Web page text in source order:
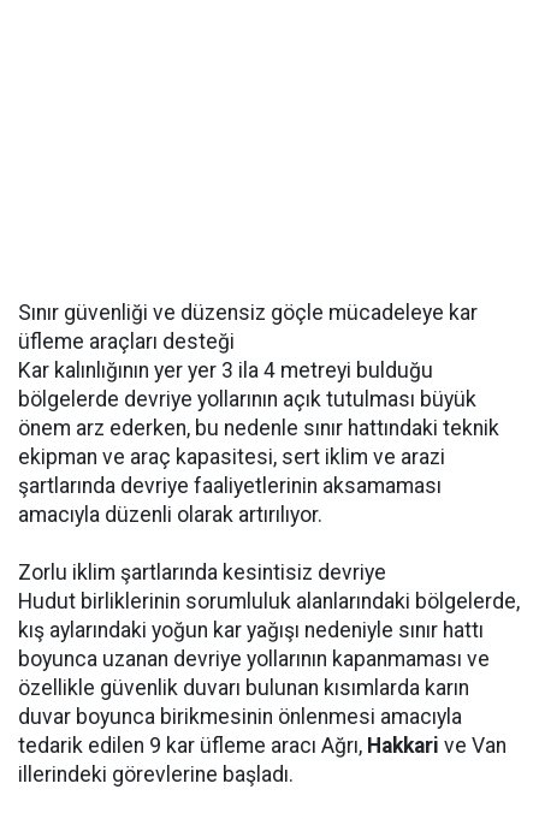
Sınır güvenliği ve düzensiz göçle mücadeleye kar
üfleme araçları desteği
Kar kalınlığının yer yer 3 ila 4 metreyi bulduğu
bölgelerde devriye yollarının açık tutulması büyük
önem arz ederken, bu nedenle sınır hattındaki teknik
ekipman ve araç kapasitesi, sert iklim ve arazi
şartlarında devriye faaliyetlerinin aksamaması
amacıyla düzenli olarak artırılıyor.
Zorlu iklim şartlarında kesintisiz devriye
Hudut birliklerinin sorumluluk alanlarındaki bölgelerde,
kış aylarındaki yoğun kar yağışı nedeniyle sınır hattı
boyunca uzanan devriye yollarının kapanmaması ve
özellikle güvenlik duvarı bulunan kısımlarda karın
duvar boyunca birikmesinin önlenmesi amacıyla
tedarik edilen 9 kar üfleme aracı Ağrı, Hakkari ve Van
illerindeki görevlerine başladı.